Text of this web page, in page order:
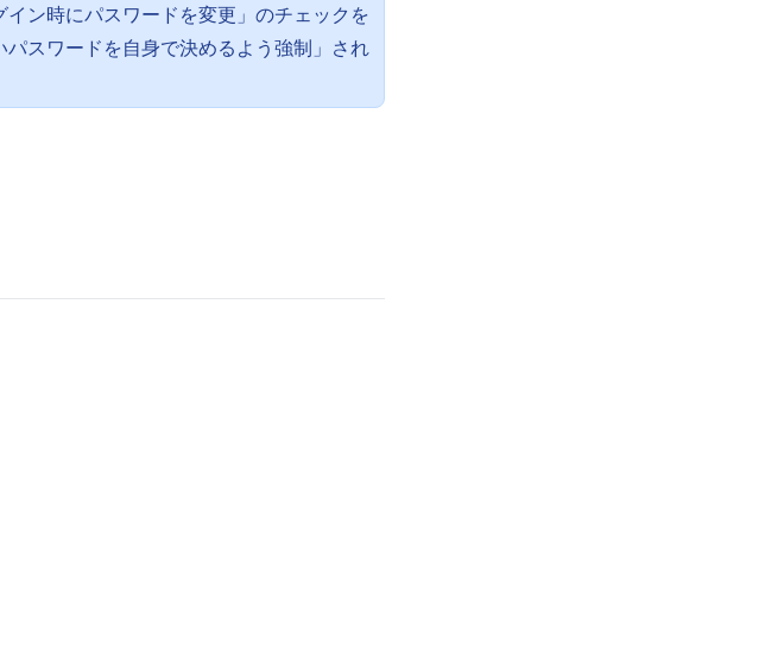
ン時にパスワードを変更」のチェックを
スワードを自身で決めるよう強制」され